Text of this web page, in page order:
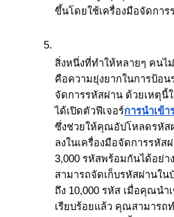
ขึ้นโดยใช้เครื่องมือจัดการ
สิ่งหนึ่งที่ทำให้หลายๆ คนไ
คือความยุ่งยากในการป้อ
จัดการรหัสผ่าน ด้วยเหตุนี้
ได้เปิดตัวฟีเจอร์การนำเข้
ซึ่งช่วยให้คุณอัปโหลดรหัส
ลงในเครื่องมือจัดการรหัส
3,000 รหัสพร้อมกันได้อย่
สามารถจัดเก็บรหัสผ่านใ
ถึง 10,000 รหัส เมื่อคุณนำ
เรียบร้อยแล้ว คุณสามารถ